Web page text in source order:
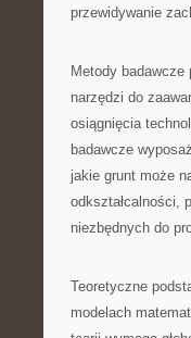
przewidywanie
Metody badawcze
narzędzi do
osiągnięcia
badawcze
jakie grunt może
odkształcalności,
niezbędnych do
Teoretyczne
modelach